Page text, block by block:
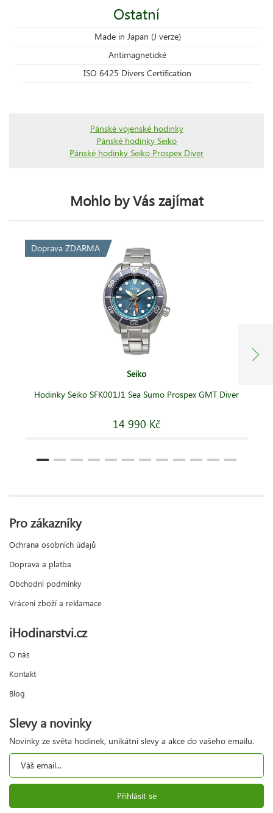
Ostatní
Made in Japan (J verze)
Antimagnetické
ISO 6425 Divers Certification
Pánské vojenské hodinky
Pánské hodinky Seiko
Pánské hodinky Seiko Prospex Diver
Mohlo by Vás zajímat
Doprava ZDARMA
Seiko
Hodinky Seiko SFK001J1 Sea Sumo Prospex GMT Diver
14 990 Kč
Pro zákazníky
Ochrana osobních údajů
Doprava a platba
Obchodní podmínky
Vrácení zboží a reklamace
iHodinarstvi.cz
O nás
Kontakt
Blog
Slevy a novinky
Novinky ze světa hodinek, unikátní slevy a akce do vašeho emailu.
Přihlásit se